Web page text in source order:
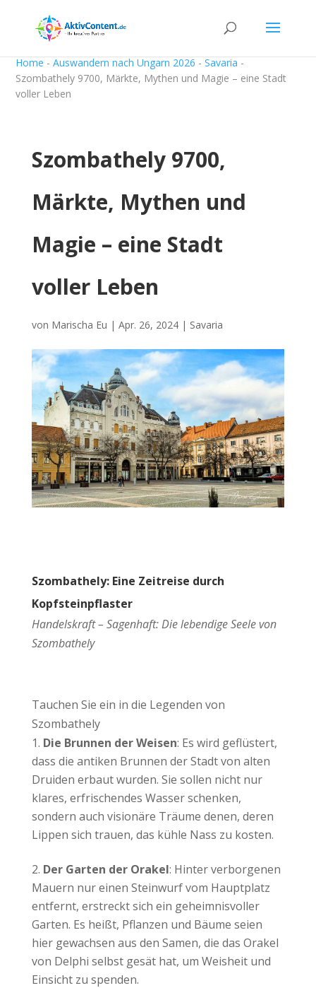
Home -Auswandern nach Ungarn 2026 -Savaria -
Szombathely 9700, Märkte, Mythen und Magie – eine Stadt
voller Leben
Szombathely 9700,
Märkte, Mythen und
Magie – eine Stadt
voller Leben
von Marischa Eu | Apr. 26, 2024| Savaria
Szombathely: Eine Zeitreise durch
Kopfsteinpflaster
Handelskraft – Sagenhaft: Die lebendige Seele von
Szombathely
Tauchen Sie ein in die Legenden von
Szombathely
Die Brunnen der Weisen: Es wird geflüstert,
dass die antiken Brunnen der Stadt von alten
Druiden erbaut wurden. Sie sollen nicht nur
klares, erfrischendes Wasser schenken,
sondern auch visionäre Träume denen, deren
Lippen sich trauen, das kühle Nass zu kosten.
Der Garten der Orakel: Hinter verborgenen
Mauern nur einen Steinwurf vom Hauptplatz
entfernt, erstreckt sich ein geheimnisvoller
Garten. Es heißt, Pflanzen und Bäume seien
hier gewachsen aus den Samen, die das Orakel
von Delphi selbst gesät hat, um Weisheit und
Einsicht zu spenden.